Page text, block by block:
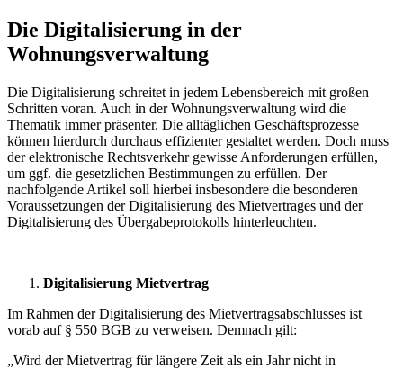
Die Digitalisierung in der
Wohnungsverwaltung
Die Digitalisierung schreitet in jedem Lebensbereich mit großen
Schritten voran. Auch in der Wohnungsverwaltung wird die
Thematik immer präsenter. Die alltäglichen Geschäftsprozesse
können hierdurch durchaus effizienter gestaltet werden. Doch muss
der elektronische Rechtsverkehr gewisse Anforderungen erfüllen,
um ggf. die gesetzlichen Bestimmungen zu erfüllen. Der
nachfolgende Artikel soll hierbei insbesondere die besonderen
Voraussetzungen der Digitalisierung des Mietvertrages und der
Digitalisierung des Übergabeprotokolls hinterleuchten.
Digitalisierung Mietvertrag
Im Rahmen der Digitalisierung des Mietvertragsabschlusses ist
vorab auf § 550 BGB zu verweisen. Demnach gilt:
„Wird der Mietvertrag für längere Zeit als ein Jahr nicht in